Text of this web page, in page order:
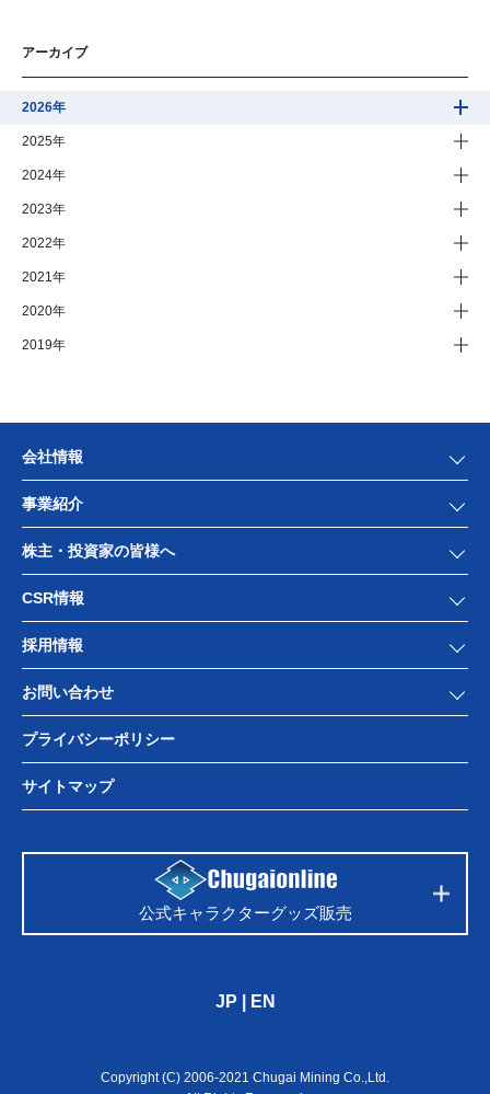
アーカイブ
2026年
2025年
2024年
2023年
2022年
2021年
2020年
2019年
会社情報
事業紹介
株主・投資家の皆様へ
CSR情報
採用情報
お問い合わせ
プライバシーポリシー
サイトマップ
公式キャラクターグッズ販売
JP EN
Copyright (C) 2006-2021 Chugai Mining Co.,Ltd.